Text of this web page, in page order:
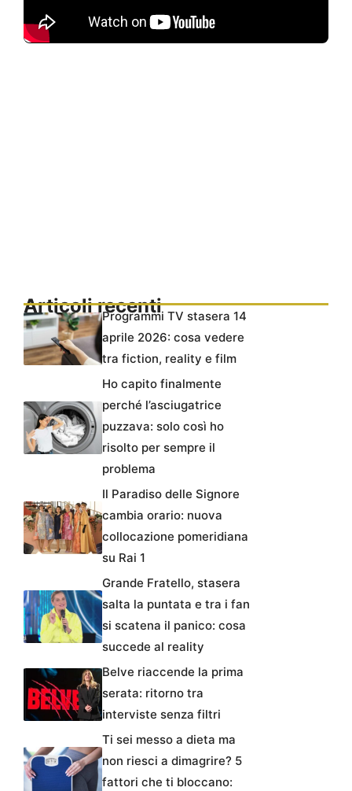
Articoli recentiProgrammi TV stasera 14
aprile 2026: cosa vedere
tra fiction, reality e film
Ho capito finalmente
perché l’asciugatrice
puzzava: solo così ho
risolto per sempre il
problema
Il Paradiso delle Signore
cambia orario: nuova
collocazione pomeridiana
su Rai 1
Grande Fratello, stasera
salta la puntata e tra i fan
si scatena il panico: cosa
succede al reality
Belve riaccende la prima
serata: ritorno tra
interviste senza filtri
Ti sei messo a dieta ma
non riesci a dimagrire? 5
fattori che ti bloccano: